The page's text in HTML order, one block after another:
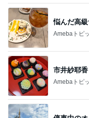
悩んだ高
Amebaトピ
市井紗耶
Amebaトピ